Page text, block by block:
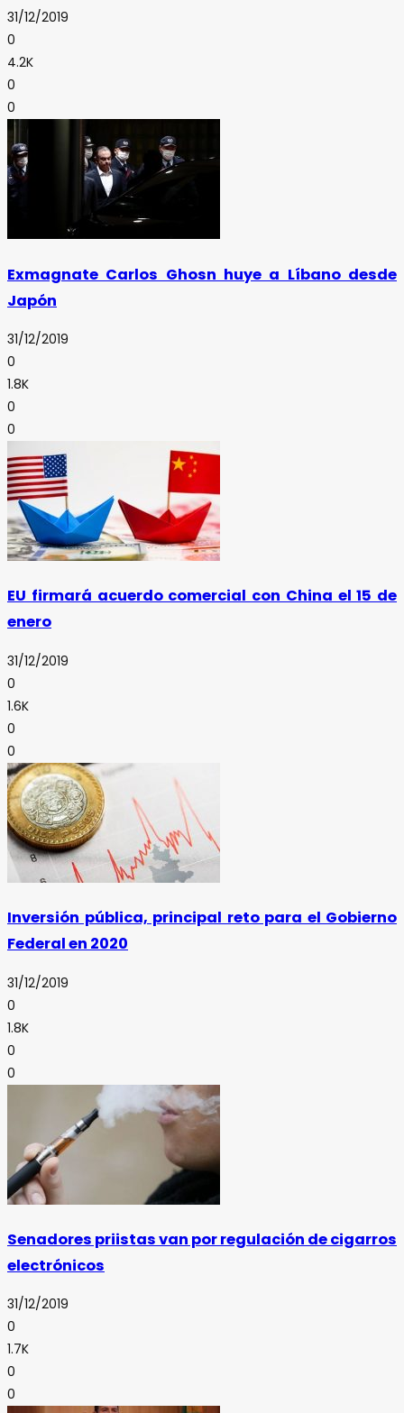
31/12/2019
0
4.2K
0
0
Exmagnate Carlos Ghosn huye a Líbano desde
Japón
31/12/2019
0
1.8K
0
0
EU firmará acuerdo comercial con China el 15 de
enero
31/12/2019
0
1.6K
0
0
Inversión pública, principal reto para el Gobierno
Federal en 2020
31/12/2019
0
1.8K
0
0
Senadores priistas van por regulación de cigarros
electrónicos
31/12/2019
0
1.7K
0
0